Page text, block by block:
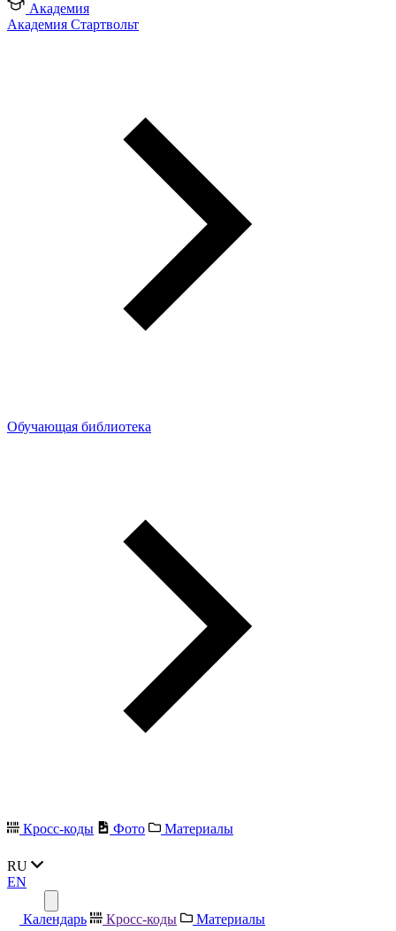
Академия
Академия Стартвольт
Обучающая библиотека
Кросс-коды Фото Материалы
RU
EN
Календарь Кросс-коды Материалы